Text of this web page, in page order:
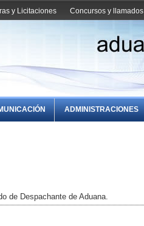
Concursos y llamados
y Licitaciones
ADMINISTRACIONES
de Despachante de Aduana.